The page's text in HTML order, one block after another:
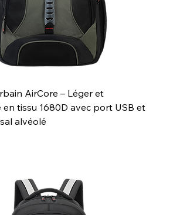
AirCore – Léger et
tissu 1680D avec port USB et
alvéolé